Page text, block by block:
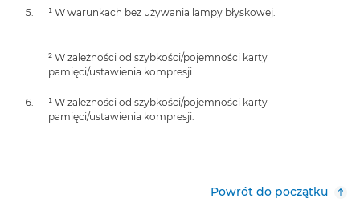
¹ W warunkach bez używania lampy błyskowej.
² W zależności od szybkości/pojemności karty
pamięci/ustawienia kompresji.
¹ W zależności od szybkości/pojemności karty
pamięci/ustawienia kompresji.
Powrót do początku